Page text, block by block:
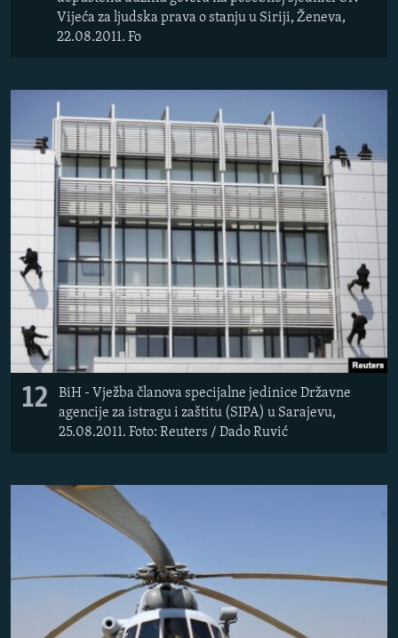
Vijeća za ljudska prava o stanju u Siriji, Ženeva,
22.08.2011. Fo
12
BiH - Vježba članova specijalne jedinice Državne
agencije za istragu i zaštitu (SIPA) u Sarajevu,
25.08.2011. Foto: Reuters / Dado Ruvić